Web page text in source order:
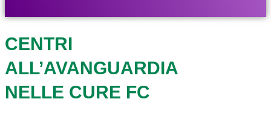
CENTRI
ALL’AVANGUARDIA
NELLE CURE FC